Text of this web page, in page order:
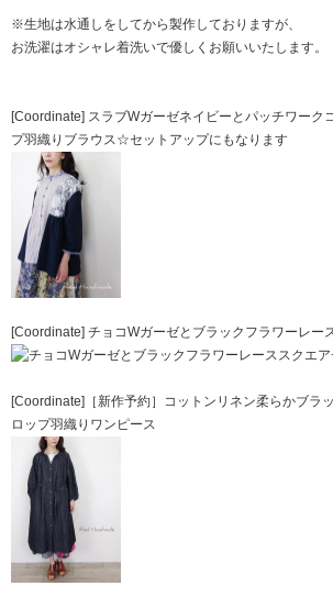
※生地は水通しをしてから製作しておりますが、
お洗濯はオシャレ着洗いで優しくお願いいたします。
[Coordinate] スラブWガーゼネイビーとパッチワーク
プ羽織りブラウス☆セットアップにもなります
[Coordinate] チョコWガーゼとブラックフラワーレー
[Coordinate]［新作予約］コットンリネン柔らかブラ
ロップ羽織りワンピース